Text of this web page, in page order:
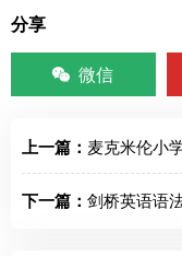
分享
微信
上一篇： 麦克米伦小
下一篇： 剑桥英语语